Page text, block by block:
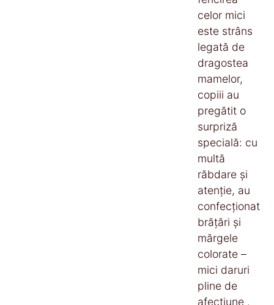
celor mici
este strâns
legată de
dragostea
mamelor,
copiii au
pregătit o
surpriză
specială: cu
multă
răbdare și
atenție, au
confecționat
brățări și
mărgele
colorate –
mici daruri
pline de
afecțiune .